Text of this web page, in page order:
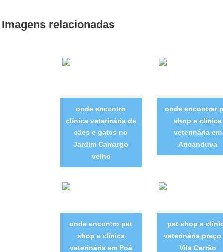
Imagens relacionadas
onde encontro
clínica veterinária de
cães e gatos no
Jardim Camargo
velho
onde encontrar
shop e clínica
veterinária em
Aricanduva
onde encontro pet
shop e clínica
veterinária em Poá
pet shop e
veterinária preço
Vila Carrão